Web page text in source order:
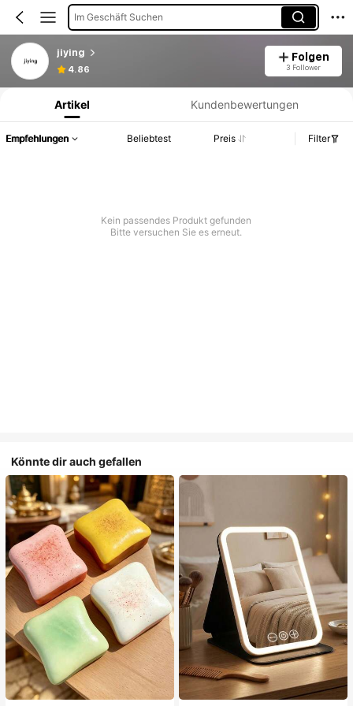
Im Geschäft Suchen
jiying
4.86
Folgen
3 Follower
Produktinformation: Preisangabe, Verkaufs- und Lagerbestandsdetails.
Artikel Kundenbewertungen
Empfehlungen Beliebtest Preis Filter
Kein passendes Produkt gefunden
Bitte versuchen Sie es erneut.
Könnte dir auch gefallen